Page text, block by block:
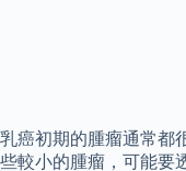
乳癌初期的腫瘤通常都
些較小的腫瘤，可能要